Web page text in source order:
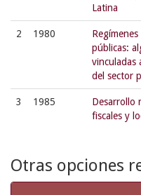
Latina
2 1980
públicas:
vinculadas
del sector
3 1985
Desarrollo
fiscales y
Otras opciones